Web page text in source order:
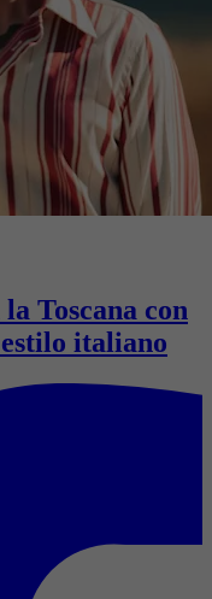
Toscana con
italiano